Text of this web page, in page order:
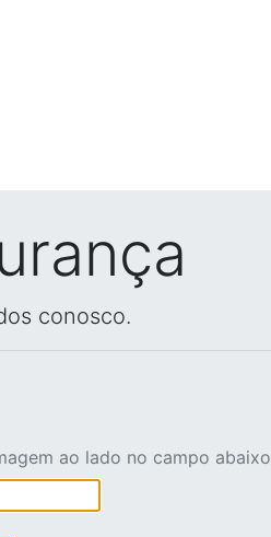
conosco.
ao lado no campo abaixo